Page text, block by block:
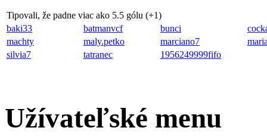
Tipovali, že padne viac ako 5.5 gólu (+1)
baki33
batmanvcf bunci
machty
maly.petko marciano7
silvia7
tatranec 1956249999fifo
Užívateľské menu